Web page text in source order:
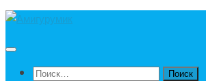
Под
Найти: